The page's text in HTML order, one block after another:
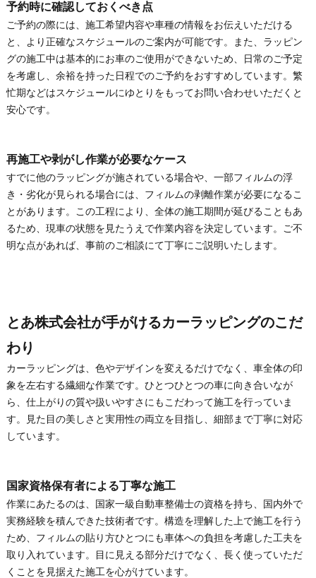
予約時に確認しておくべき点
ご予約の際には、施工希望内容や車種の情報をお伝えいただける
と、より正確なスケジュールのご案内が可能です。また、ラッピン
グの施工中は基本的にお車のご使用ができないため、日常のご予定
を考慮し、余裕を持った日程でのご予約をおすすめしています。繁
忙期などはスケジュールにゆとりをもってお問い合わせいただくと
安心です。
再施工や剥がし作業が必要なケース
すでに他のラッピングが施されている場合や、一部フィルムの浮
き・劣化が見られる場合には、フィルムの剥離作業が必要になるこ
とがあります。この工程により、全体の施工期間が延びることもあ
るため、現車の状態を見たうえで作業内容を決定しています。ご不
明な点があれば、事前のご相談にて丁寧にご説明いたします。
とあ株式会社が手がけるカーラッピングのこだ
わり
カーラッピングは、色やデザインを変えるだけでなく、車全体の印
象を左右する繊細な作業です。ひとつひとつの車に向き合いなが
ら、仕上がりの質や扱いやすさにもこだわって施工を行っていま
す。見た目の美しさと実用性の両立を目指し、細部まで丁寧に対応
しています。
国家資格保有者による丁寧な施工
作業にあたるのは、国家一級自動車整備士の資格を持ち、国内外で
実務経験を積んできた技術者です。構造を理解した上で施工を行う
ため、フィルムの貼り方ひとつにも車体への負担を考慮した工夫を
取り入れています。目に見える部分だけでなく、長く使っていただ
くことを見据えた施工を心がけています。